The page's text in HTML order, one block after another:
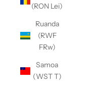
(RON Lei)
Ruanda
(RWF
FRw)
Samoa
(WST T)